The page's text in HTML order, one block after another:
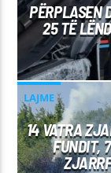
PËRPLASEN
25 TË
LAJME
14 VATRA
FUNDIT,